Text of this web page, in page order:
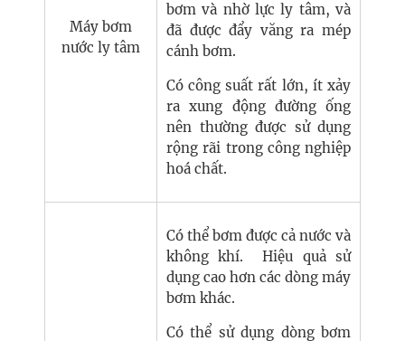
Máy bơm
nước ly tâm
bơm và nhờ lực ly tâm, và
đã được đẩy văng ra mép
cánh bơm.
Có công suất rất lớn, ít xảy
ra xung động đường ống
nên thường được sử dụng
rộng rãi trong công nghiệp
hoá chất.
Có thể bơm được cả nước và
không khí. Hiệu quả sử
dụng cao hơn các dòng máy
bơm khác.
Có thể sử dụng dòng bơm